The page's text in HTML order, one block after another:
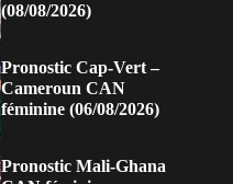
(08/08/2026)
Pronostic Cap-Vert –
Cameroun CAN
féminine (06/08/2026)
Pronostic Mali-Ghana